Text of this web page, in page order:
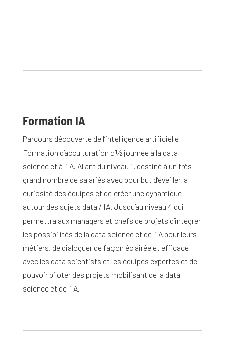
Formation IA
Parcours découverte de l’intelligence artificielle
Formation d’acculturation d’1⁄2 journée à la data
science et à l’IA. Allant du niveau 1, destiné à un très
grand nombre de salariés avec pour but d’éveiller la
curiosité des équipes et de créer une dynamique
autour des sujets data / IA. Jusqu’au niveau 4 qui
permettra aux managers et chefs de projets d’intégrer
les possibilités de la data science et de l’IA pour leurs
métiers, de dialoguer de façon éclairée et efficace
avec les data scientists et les équipes expertes et de
pouvoir piloter des projets mobilisant de la data
science et de l’IA.